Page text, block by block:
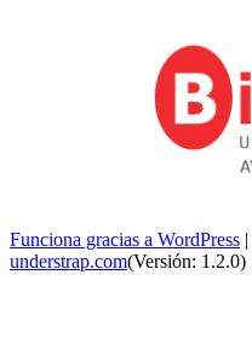
Funciona gracias a WordPress
understrap.com(Versión: 1.2.0)